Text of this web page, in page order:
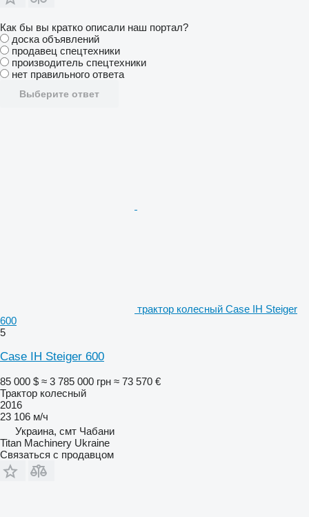
Как бы вы кратко описали наш портал?
доска объявлений
продавец спецтехники
производитель спецтехники
нет правильного ответа
Выберите ответ
трактор колесный Case IH Steiger
600
5
Case IH Steiger 600
85 000 $ ≈ 3 785 000 грн ≈ 73 570 €
Трактор колесный
2016
23 106 м/ч
Украина, смт Чабани
Titan Machinery Ukraine
Связаться с продавцом